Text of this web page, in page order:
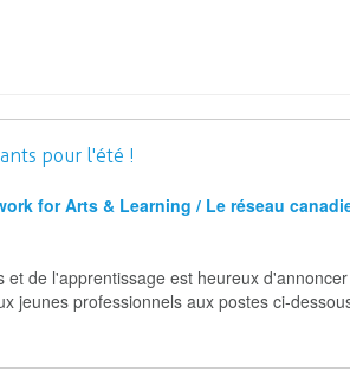
pour l'été !
for Arts & Learning / Le réseau
et de l'apprentissage est heureux
jeunes professionnels aux postes ci-